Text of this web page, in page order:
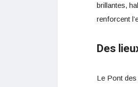
brillantes,
renforcent
Des
Le Pont